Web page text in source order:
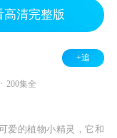
高清完整版
+追
200集全
爱的植物小精灵，它和